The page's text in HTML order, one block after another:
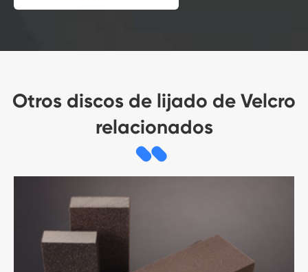
Otros discos de lijado de Velcro
relacionados